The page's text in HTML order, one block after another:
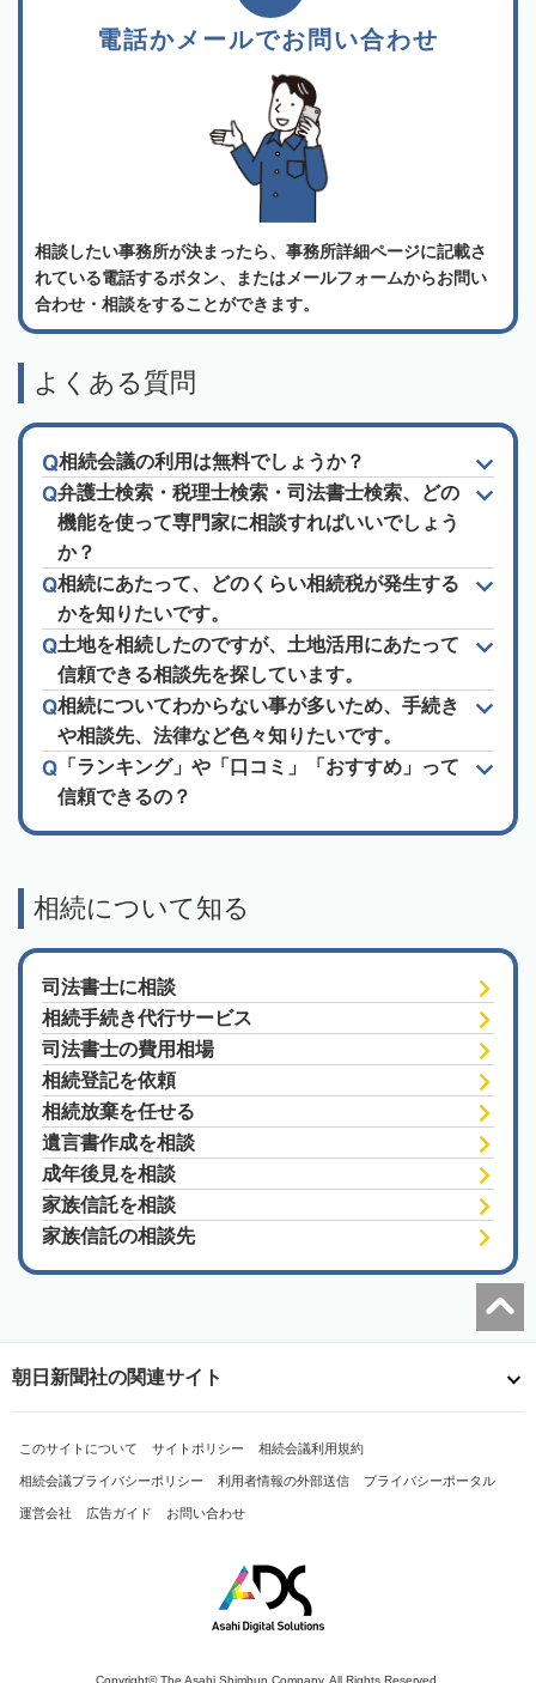
電話かメールでお問い合わせ
相談したい事務所が決まったら、事務所詳細ページに記載さ
れている電話するボタン、またはメールフォームからお問い
合わせ・相談をすることができます。
よくある質問
相続会議の利用は無料でしょうか？
弁護士検索・税理士検索・司法書士検索、どの
機能を使って専門家に相談すればいいでしょう
か？
相続にあたって、どのくらい相続税が発生する
かを知りたいです。
土地を相続したのですが、土地活用にあたって
信頼できる相談先を探しています。
相続についてわからない事が多いため、手続き
や相談先、法律など色々知りたいです。
「ランキング」や「口コミ」「おすすめ」って
信頼できるの？
相続について知る
司法書士に相談
相続手続き代行サービス
司法書士の費用相場
相続登記を依頼
相続放棄を任せる
遺言書作成を相談
成年後見を相談
家族信託を相談
家族信託の相談先
朝日新聞社の関連サイト
このサイトについて サイトポリシー 相続会議利用規約
相続会議プライバシーポリシー 利用者情報の外部送信 プライバシーポータル
運営会社 広告ガイド お問い合わせ
Copyright© The Asahi Shimbun Company. All Rights Reserved.